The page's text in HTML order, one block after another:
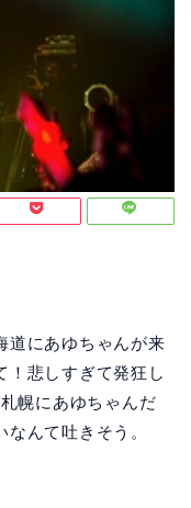
道にあゆちゃんが来
！悲しすぎて発狂し
幌にあゆちゃんだ
んて吐きそう。